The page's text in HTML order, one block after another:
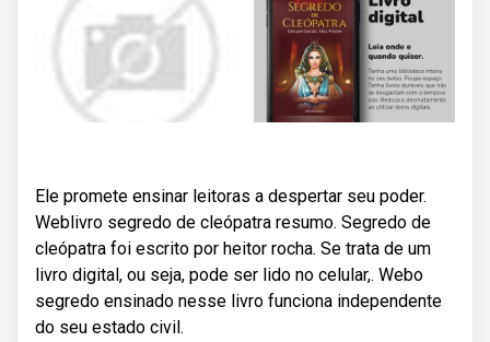
Ele promete ensinar leitoras a despertar seu poder.
Weblivro segredo de cleópatra resumo. Segredo de
cleópatra foi escrito por heitor rocha. Se trata de um
livro digital, ou seja, pode ser lido no celular,. Webo
segredo ensinado nesse livro funciona independente
do seu estado civil.